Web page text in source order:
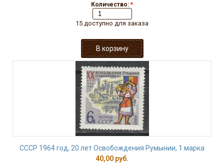
Количество: *
15 доступно для заказа
СССР 1964 год, 20 лет Освобождения Румынии, 1 марка
40,00 руб.